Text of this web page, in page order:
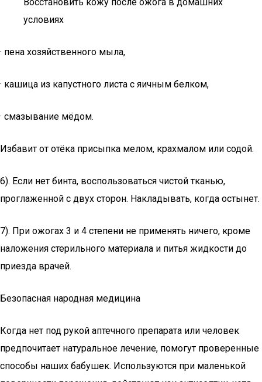
условиях
· пена хозяйственного мыла,
· кашица из капустного листа с яичным белком,
· смазывание мёдом.
Избавит от отёка присыпка мелом, крахмалом или содой.
6). Если нет бинта, воспользоваться чистой тканью,
проглаженной с двух сторон. Накладывать, когда остынет.
7). При ожогах 3 и 4 степени не применять ничего, кроме
наложения стерильного материала и питья жидкости до
приезда врачей.
Безопасная народная медицина
Когда нет под рукой аптечного препарата или человек
предпочитает натуральное лечение, помогут проверенные
способы наших бабушек. Используются при маленькой